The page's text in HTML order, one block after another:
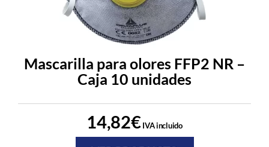
Mascarilla para olores FFP2 NR –
Caja 10 unidades
14,82€IVA incluido